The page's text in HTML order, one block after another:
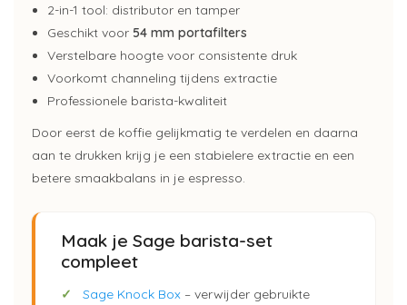
2-in-1 tool: distributor en tamper
Geschikt voor 54 mm portafilters
Verstelbare hoogte voor consistente druk
Voorkomt channeling tijdens extractie
Professionele barista-kwaliteit
Door eerst de koffie gelijkmatig te verdelen en daarna
aan te drukken krijg je een stabielere extractie en een
betere smaakbalans in je espresso.
Maak je Sage barista-set
compleet
✓ Sage Knock Box – verwijder gebruikte